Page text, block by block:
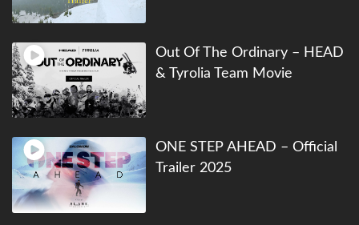
Out Of The Ordinary – HEAD
& Tyrolia Team Movie
ONE STEP AHEAD – Official
Trailer 2025